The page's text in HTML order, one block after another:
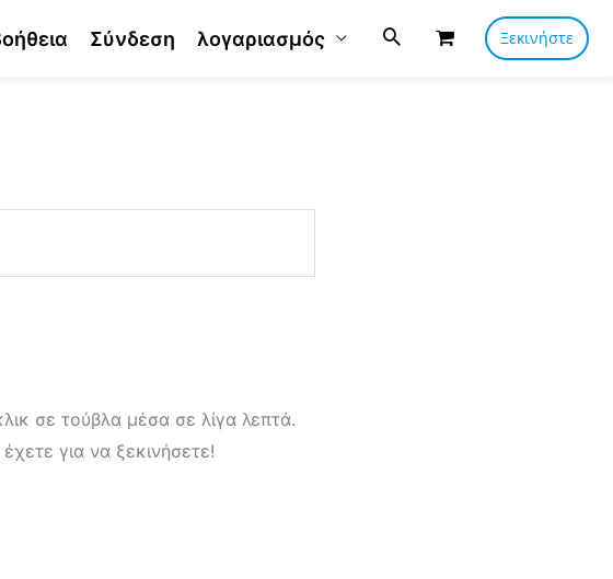
Σύνδεση λογαριασμός Ξεκινήστε
σε τούβλα μέσα σε λίγα λεπτά.
για να ξεκινήσετε!